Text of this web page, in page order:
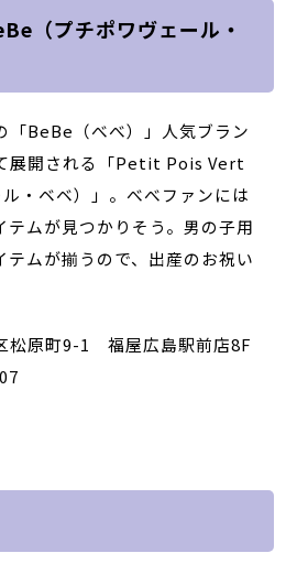
（プチポワヴェール・
「BeBe（べべ）」人気ブラン
展開される「Petit Pois Vert
・ベベ）」。べべファンには
ムが見つかりそう。男の子用
テムが揃うので、出産のお祝い
松原町9-1 福屋広島駅前店8F